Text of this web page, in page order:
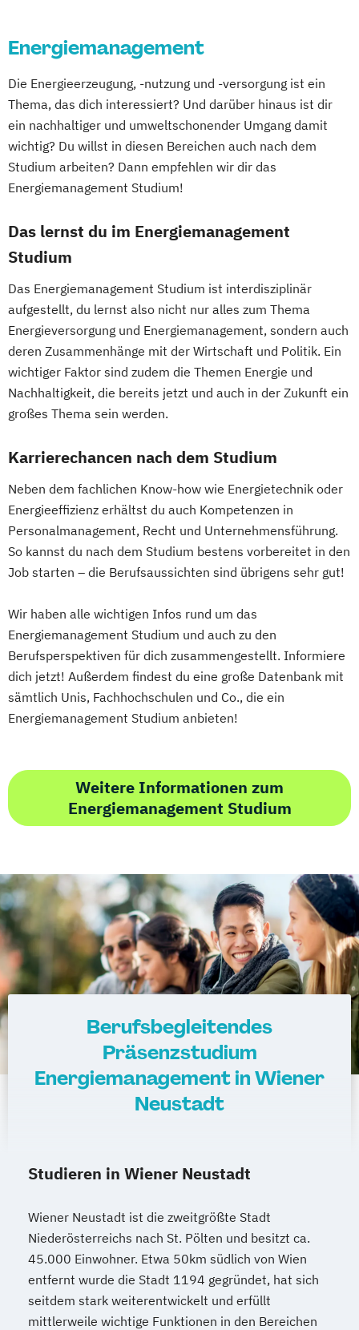
technisches Energiemanagement
Softwaretechnik & Digitaler Systembau
Strategisches Marketing &
Kampagnenmanagement
Strategisches Sicherheitsmanagement
Sustainable Finance & Digital
Training & Sport
Vorbereitungslehrgang Bachelor (Studieren
Wirtschaftsberatung
Wirtschaftsingenieur
Wirtschaftskriminalität & Cyber Crime
Steuern und Rechnungslegung
and Management Control (EN)
Supply Chain Management (EN)
Wirtschafts- und Sozialwissenschaften
Führung und Organisation
Real Estate Management
Wirtschaftsingenieurwesen
Energiemanagement
Die Energieerzeugung, -nutzung und -versorgung ist ein
Thema, das dich interessiert? Und darüber hinaus ist dir
ein nachhaltiger und umweltschonender Umgang damit
wichtig? Du willst in diesen Bereichen auch nach dem
Studium arbeiten? Dann empfehlen wir dir das
Energiemanagement Studium!
Das lernst du im Energiemanagement
Studium
Das Energiemanagement Studium ist interdisziplinär
aufgestellt, du lernst also nicht nur alles zum Thema
Energieversorgung und Energiemanagement, sondern auch
deren Zusammenhänge mit der Wirtschaft und Politik. Ein
wichtiger Faktor sind zudem die Themen Energie und
Nachhaltigkeit, die bereits jetzt und auch in der Zukunft ein
großes Thema sein werden.
Karrierechancen nach dem Studium
Neben dem fachlichen Know-how wie Energietechnik oder
Energieeffizienz erhältst du auch Kompetenzen in
Personalmanagement, Recht und Unternehmensführung.
So kannst du nach dem Studium bestens vorbereitet in den
Job starten – die Berufsaussichten sind übrigens sehr gut!
Wir haben alle wichtigen Infos rund um das
Energiemanagement Studium und auch zu den
Berufsperspektiven für dich zusammengestellt. Informiere
dich jetzt! Außerdem findest du eine große Datenbank mit
sämtlich Unis, Fachhochschulen und Co., die ein
Energiemanagement Studium anbieten!
Weitere Informationen zum
Energiemanagement Studium
Berufsbegleitendes
Präsenzstudium
Energiemanagement in Wiener
Neustadt
Studieren in Wiener Neustadt
Wiener Neustadt ist die zweitgrößte Stadt
Niederösterreichs nach St. Pölten und besitzt ca.
45.000 Einwohner. Etwa 50km südlich von Wien
entfernt wurde die Stadt 1194 gegründet, hat sich
seitdem stark weiterentwickelt und erfüllt
mittlerweile wichtige Funktionen in den Bereichen